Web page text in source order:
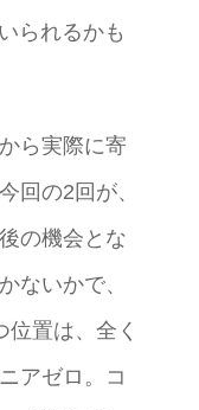
られるかも
ら実際に寄
回の2回が、
の機会とな
ないかで、
置は、全く
アゼロ。コ